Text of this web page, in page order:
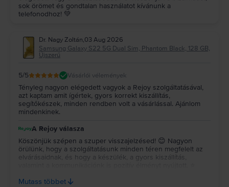
sok örömet és gondtalan használatot kívánunk a
telefonodhoz! 💚
Dr. Nagy Zoltán,03 Aug 2026
Samsung Galaxy S22 5G Dual Sim, Phantom Black, 128 GB,
Újszerű
5/5 Vásárlói vélemények
Tényleg nagyon elégedett vagyok a Rejoy szolgáltatásával,
azt kaptam amit ígértek, gyors korrekt kiszállítás,
segítőkészek, minden rendben volt a vásárlással. Ajánlom
mindenkinek.
A Rejoy válasza
Köszönjük szépen a szuper visszajelzésed! 😊 Nagyon
örülünk, hogy a szolgáltatásunk minden téren megfelelt az
elvárásaidnak, és hogy a készülék, a gyors kiszállítás,
jövőben is minket választasz! 💚
Mutass többet